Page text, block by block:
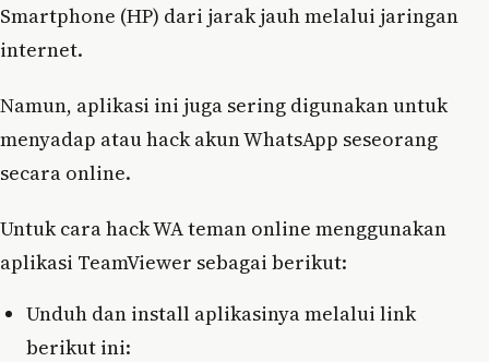
Smartphone (HP) dari jarak jauh melalui jaringan
internet.
Namun, aplikasi ini juga sering digunakan untuk
menyadap atau hack akun WhatsApp seseorang
secara online.
Untuk cara hack WA teman online menggunakan
aplikasi TeamViewer sebagai berikut:
Unduh dan install aplikasinya melalui link
berikut ini: